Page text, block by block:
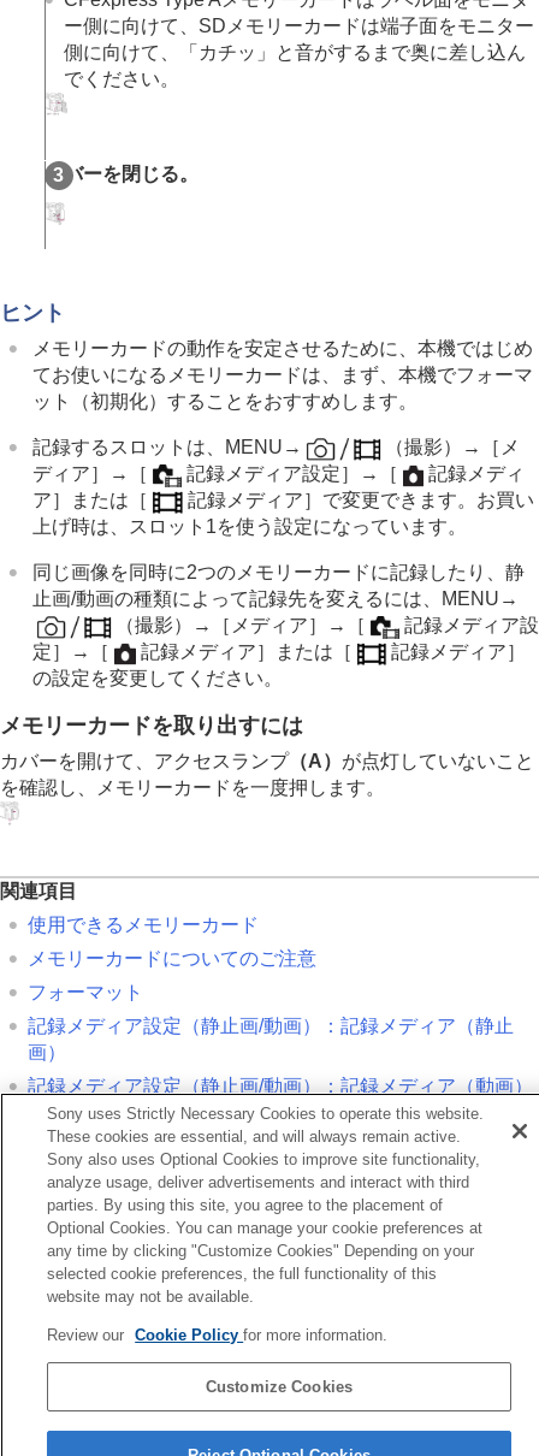
ー側に向けて、SDメモリーカードは端子面をモニター
側に向けて、「カチッ」と音がするまで奥に差し込ん
でください。
カバーを閉じる。
ヒント
メモリーカードの動作を安定させるために、本機ではじめ
てお使いになるメモリーカードは、まず、本機でフォーマ
ット（初期化）することをおすすめします。
記録するスロットは、 MENU → （撮影）→
［メ
ディア］
→ ［ 記録メディア設定］ → ［
記録メディ
ア］
または ［ 記録メディア］ で変更できます。お買い
上げ時は、スロット1を使う設定になっています。
同じ画像を同時に2つのメモリーカードに記録したり、静
止画/動画の種類によって記録先を変えるには、 MENU →
（撮影）→ ［メディア］ → ［
記録メディア設
定］
→ ［ 記録メディア］ または ［
記録メディア］
の設定を変更してください。
メモリーカードを取り出すには
カバーを開けて、アクセスランプ （A） が点灯していないこと
を確認し、メモリーカードを一度押します。
関連項目
使用できるメモリーカード
メモリーカードについてのご注意
フォーマット
記録メディア設定 （静止画/動画）： 記録メディア （静止
画）
記録メディア設定 （静止画/動画）： 記録メディア （動画）
できるメモリーカード
次へ
レンズを取り付ける/取りは
TP1001341813
お使いのカメラの本体ソフトウェアがVer.2.00未満の場合は下記URLの
ヘルプガイドをご覧ください。
https://helpguide.sony.net/ilc/2040/v1/ja/index.html
Sony uses Strictly Necessary Cookies to operate this website.
These cookies are essential, and will always remain active.
Sony also uses Optional Cookies to improve site functionality,
analyze usage, deliver advertisements and interact with third
parties. By using this site, you agree to the placement of
Optional Cookies. You can manage your cookie preferences at
any time by clicking "Customize Cookies" Depending on your
selected cookie preferences, the full functionality of this
website may not be available.
Review our Cookie Policyfor more information.
Customize Cookies